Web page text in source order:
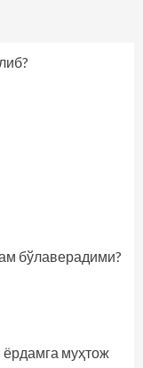
бўлаверадими?
муҳтож